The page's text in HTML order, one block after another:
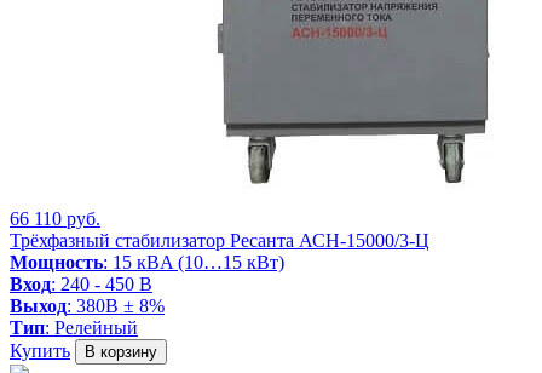
66 110 руб.
Трёхфазный стабилизатор Ресанта АСН-15000/3-Ц
Мощность: 15 кВA (10…15 кВт)
Вход: 240 - 450 В
Выход: 380В ± 8%
Тип: Релейный
Купить
В корзину